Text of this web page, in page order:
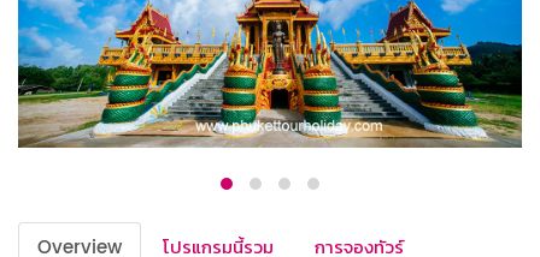
Overview โปรแกรมนี้รวม การจองทัวร์